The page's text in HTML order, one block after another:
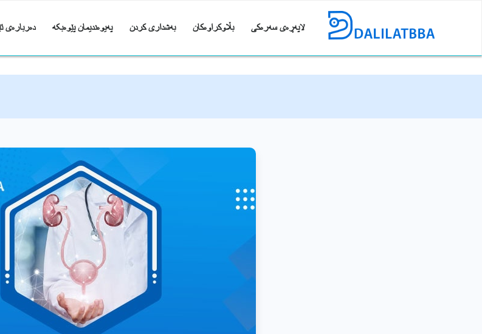
لاپەڕەی سەرەکی بڵاوکراوەکان بەشداری کردن پەیوەندیمان پێوەبکە دەربارەی